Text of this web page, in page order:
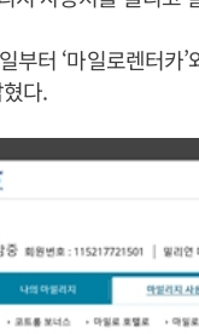
부터 ‘마일로렌터카
다.